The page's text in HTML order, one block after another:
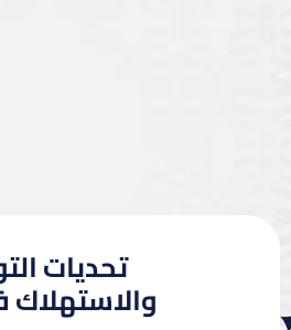
تحديات
والاستهلاك